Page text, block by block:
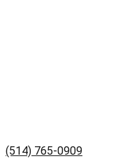
(514) 765-0909